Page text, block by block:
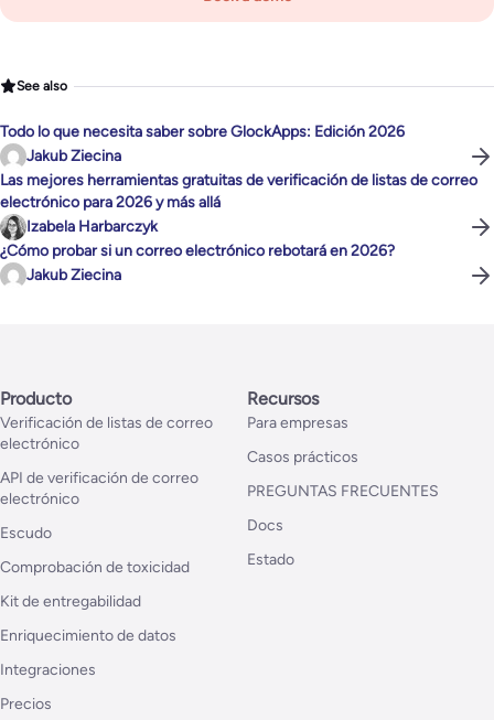
See also
Todo lo que necesita saber sobre GlockApps: Edición 2026
Jakub Ziecina
Las mejores herramientas gratuitas de verificación de listas de correo
electrónico para 2026 y más allá
Izabela Harbarczyk
¿Cómo probar si un correo electrónico rebotará en 2026?
Jakub Ziecina
Producto
Verificación de listas de correo
electrónico
API de verificación de correo
electrónico
Escudo
Comprobación de toxicidad
Kit de entregabilidad
Enriquecimiento de datos
Integraciones
Precios
Recursos
Para empresas
Casos prácticos
PREGUNTAS FRECUENTES
Docs
Estado